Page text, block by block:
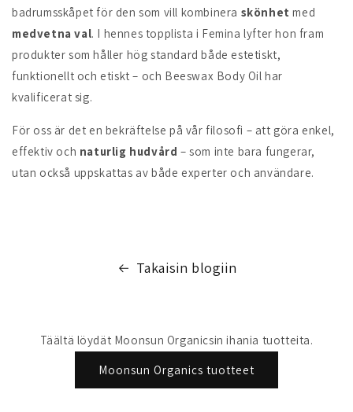
badrumsskåpet för den som vill kombinera skönhet med
medvetna val. I hennes topplista i Femina lyfter hon fram
produkter som håller hög standard både estetiskt,
funktionellt och etiskt – och Beeswax Body Oil har
kvalificerat sig.
För oss är det en bekräftelse på vår filosofi – att göra enkel,
effektiv och naturlig hudvård – som inte bara fungerar,
utan också uppskattas av både experter och användare.
Takaisin blogiin
Täältä löydät Moonsun Organicsin ihania tuotteita.
Moonsun Organics tuotteet